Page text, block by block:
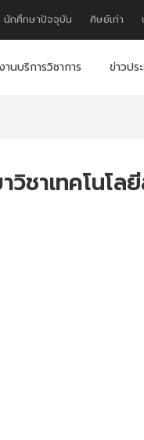
นักศึกษาปัจจุบัน ศิษย์เก่า
งานบริการวิชาการ ข่าวปร
าเทคโนโล